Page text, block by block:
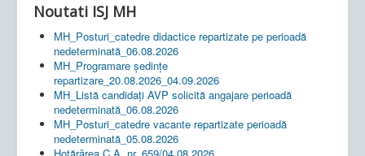
Noutati ISJ MH
MH_Posturi_catedre didactice repartizate pe perioadă
nedeterminată_06.08.2026
MH_Programare ședințe
repartizare_20.08.2026_04.09.2026
MH_Listă candidați AVP solicită angajare perioadă
nedeterminată_06.08.2026
MH_Posturi_catedre vacante repartizate perioadă
nedeterminată_05.08.2026